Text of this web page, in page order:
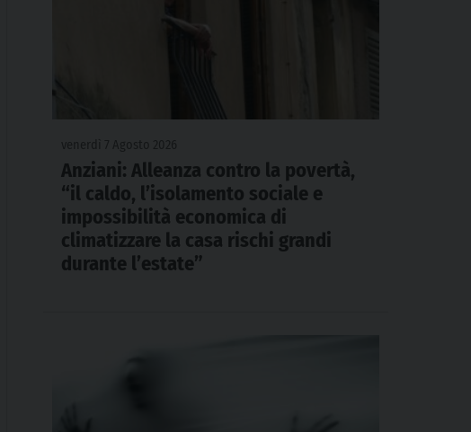
Anziani: Alleanza contro la povertà,
“il caldo, l’isolamento sociale e
impossibilità economica di
climatizzare la casa rischi grandi
durante l’estate”